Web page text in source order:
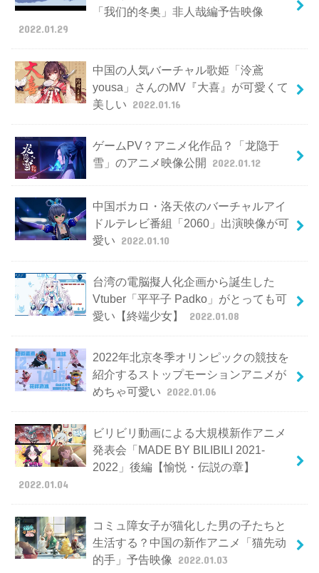
「我们的冬奥」非人哉編予告映像
2022.01.29
中国の人気バーチャル歌姫「泠鳶
yousa」さんのMV『大喜』が可愛くて
美しい 2022.01.16
ゲームPV？アニメ化作品？「龙隐于
雪」のアニメ映像公開 2022.01.12
中国ボカロ・洛天依のバーチャルアイ
ドルテレビ番組「2060」出演映像が可
愛い 2022.01.10
台湾の電脳擬人化企画から誕生した
Vtuber「平平子 Padko」がとっても可
愛い【終端少女】
2022.01.08
2022年北京冬季オリンピックの競技を
紹介するストップモーションアニメが
めちゃ可愛い 2022.01.06
ビリビリ動画による大規模新作アニメ
発表会「MADE BY BILIBILI 2021-
2022」後編【愉悦・伝説の章】
2022.01.04
コミュ障女子が猫化した男の子たちと
生活する？中国の新作アニメ「猫先动
的手」予告映像
2022.01.03